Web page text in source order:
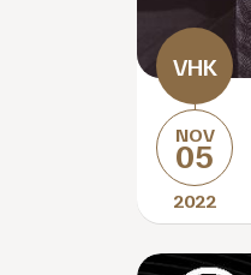
NOV
05
2022